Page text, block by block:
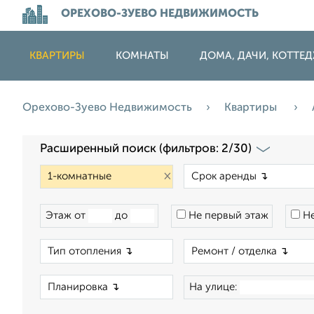
ОРЕХОВО-ЗУЕВО НЕДВИЖИМОСТЬ
КВАРТИРЫ КОМНАТЫ ДОМА, ДАЧИ,
Орехово-Зуево Недвижимость Квартиры
Расширенный поиск (фильтров: 2/30)
×
Этаж от до Не первый этаж
На улице: